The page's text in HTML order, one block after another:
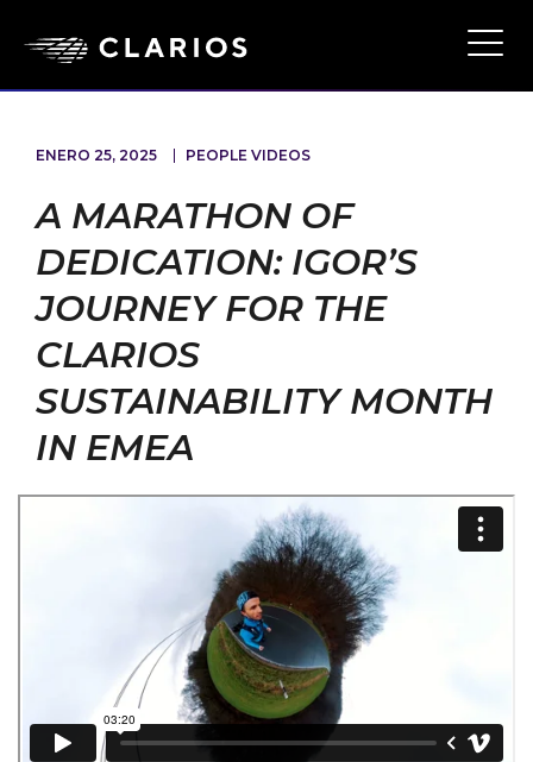
ENERO 25, 2025 PEOPLE VIDEOS
A MARATHON OF
DEDICATION: IGOR’S
JOURNEY FOR THE
CLARIOS
SUSTAINABILITY MONTH
IN EMEA